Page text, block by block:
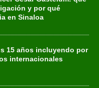
y por qué
en Sinaloa
15 años incluyendo por
internacionales